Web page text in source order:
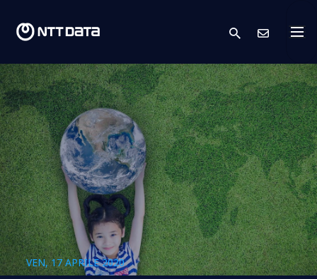
search
VEN, 17 APRILE 2020